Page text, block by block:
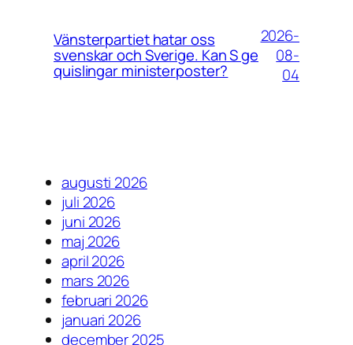
Vänsterpartiet hatar oss
svenskar och Sverige. Kan S ge
quislingar ministerposter?
2026-
08-
04
augusti 2026
juli 2026
juni 2026
maj 2026
april 2026
mars 2026
februari 2026
januari 2026
december 2025